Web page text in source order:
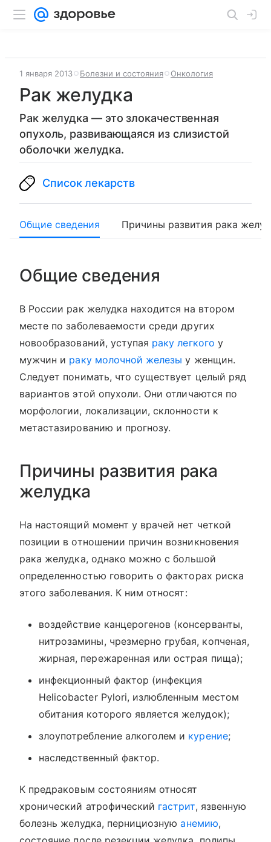
1 января 2013 Болезни и состояния Онкология
Рак желудка
Рак желудка — это злокачественная
опухоль, развивающаяся из слизистой
оболочки желудка.
Список лекарств
Общие сведения Причины развития рака
Общие сведения
В России рак желудка находится на втором
месте по заболеваемости среди других
новообразований, уступая раку легкого у
мужчин и раку молочной железы у женщин.
Следует понимать, что существует целый ряд
вариантов этой опухоли. Они отличаются по
морфологии, локализации, склонности к
метастазированию и прогнозу.
Причины развития рака
желудка
На настоящий момент у врачей нет четкой
позиции в отношении причин возникновения
рака желудка, однако можно с большой
определенностью говорить о факторах риска
этого заболевания. К ним относят:
воздействие канцерогенов (консерванты,
нитрозамины, чрезмерно грубая, копченая,
жирная, пережаренная или острая пища);
инфекционный фактор (инфекция
Helicobacter Pylori, излюбленным местом
обитания которого является желудок);
злоупотребление алкоголем и курение;
наследственный фактор.
К предраковым состояниям относят
хронический атрофический гастрит, язвенную
болезнь желудка, пернициознуюанемию,